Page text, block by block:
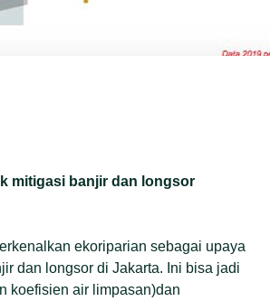
mitigasi banjir dan longsor
ekoriparian sebagai upaya
dan longsor di Jakarta. Ini bisa jadi
koefisien air limpasan)dan